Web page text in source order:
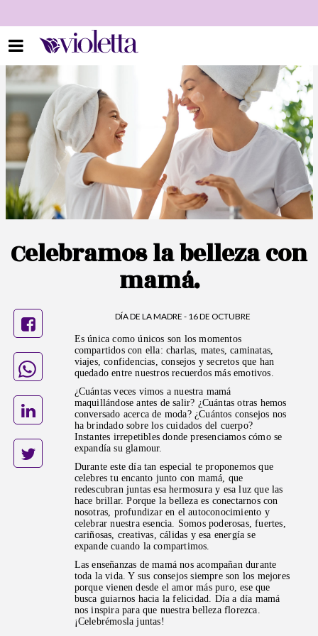
Celebramos la belleza con
mamá.
DÍA DE LA MADRE - 16 DE OCTUBRE
Es única como únicos son los momentos
compartidos con ella: charlas, mates, caminatas,
viajes, confidencias, consejos y secretos que han
quedado entre nuestros recuerdos más emotivos.
¿Cuántas veces vimos a nuestra mamá
maquillándose antes de salir? ¿Cuántas otras hemos
conversado acerca de moda? ¿Cuántos consejos nos
ha brindado sobre los cuidados del cuerpo?
Instantes irrepetibles donde presenciamos cómo se
expandía su glamour.
Durante este día tan especial te proponemos que
celebres tu encanto junto con mamá, que
redescubran juntas esa hermosura y esa luz que las
hace brillar. Porque la belleza es conectarnos con
nosotras, profundizar en el autoconocimiento y
celebrar nuestra esencia. Somos poderosas, fuertes,
cariñosas, creativas, cálidas y esa energía se
expande cuando la compartimos.
Las enseñanzas de mamá nos acompañan durante
toda la vida. Y sus consejos siempre son los mejores
porque vienen desde el amor más puro, ese que
busca guiarnos hacia la felicidad. Día a día mamá
nos inspira para que nuestra belleza florezca.
¡Celebrémosla juntas!